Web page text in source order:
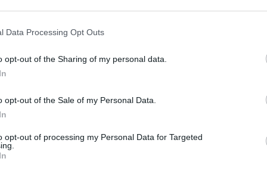
Data Processing Opt Outs
opt-out of the Sharing of my personal data.
opt-out of the Sale of my Personal Data.
opt-out of processing my Personal Data for Targeted
Δείτε όλες τις τελευταίες
επιχειρηματικέςΕιδήσειςαπό την
Ελλάδα και τον κόσμο στο